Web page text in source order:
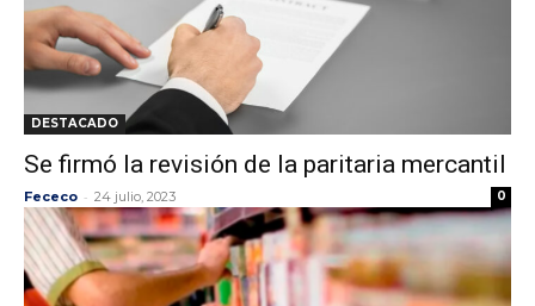
DESTACADO
Se firmó la revisión de la paritaria mercantil
Fececo - 24 julio, 2023 0